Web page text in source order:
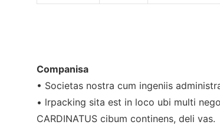
Companisa
• Societas nostra cum ingeniis
• lrpacking sita est in loco ubi multi
CARDINATUS cibum continens, deli vas.